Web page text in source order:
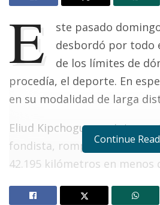
E
ste pasado
desbordó por todo
de los límites de
procedía, el deporte. En
en su modalidad de larga
Eliud Kipchogue, un
fondista, rompió la marca
42.195 kilómetros en menos
materia de análisis. El
Continue